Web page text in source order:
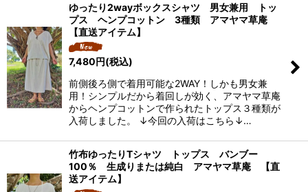
ゆったり2wayボックスシャツ 男女兼用 トッ
プス ヘンプコットン 3種類 アマヤマ草庵
【直送アイテム】
7,480円(税込)
前側後ろ側で着用可能な2WAY！しかも男女兼
用！シンプルだから着回しが効く、アマヤマ草庵
からヘンプコットンで作られたトップス３種類が
入荷しました。 ↓今回の入荷はこちら↓…
竹布ゆったりTシャツ トップス バンブー
100％ 生成りまたは純白 アマヤマ草庵 【直
送アイテム】